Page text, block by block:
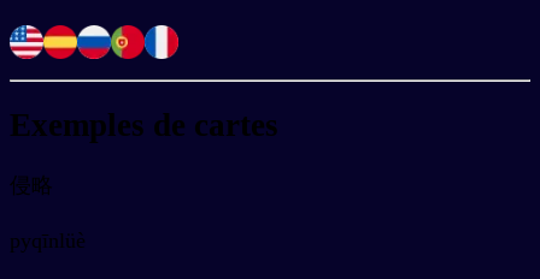
Exemples de cartes
侵略
pyqīnlüè